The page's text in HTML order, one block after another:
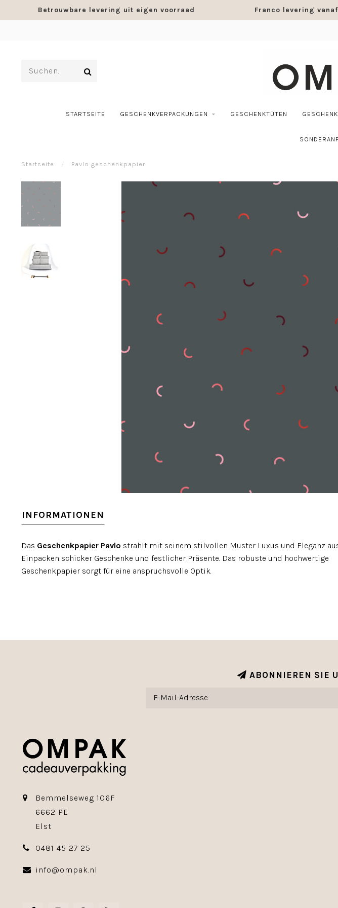
Betrouwbare levering uit eigen voorraad Franco levering
STARTSEITE GESCHENKVERPACKUNGEN GESCHENKTÜTEN
Startseite / Pavlo geschenkpapier
INFORMATIONEN
Das Geschenkpapier Pavlo strahlt mit seinem stilvollen Muster Luxus und Eleganz
Einpacken schicker Geschenke und festlicher Präsente. Das robuste und hochwertige
Geschenkpapier sorgt für eine anspruchsvolle Optik.
ABONNIEREN SIE
Bemmelseweg 106F
6662 PE
Elst
0481 45 27 25
info@ompak.nl